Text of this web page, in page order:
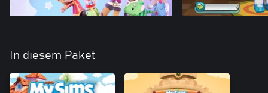
In diesem Paket